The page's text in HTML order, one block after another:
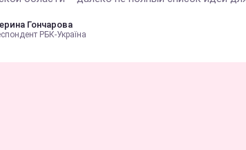
Гончарова
РБК-Україна